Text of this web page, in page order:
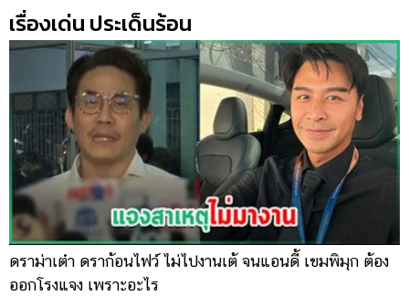
เรื่องเด่น ประเด็นร้อน
ดราม่าเต๋า ดราก้อนไฟว์ ไม่ไปงานเต้ จนแอนดี้ เขมพิมุก ต้อง
ออกโรงแจง เพราะอะไร